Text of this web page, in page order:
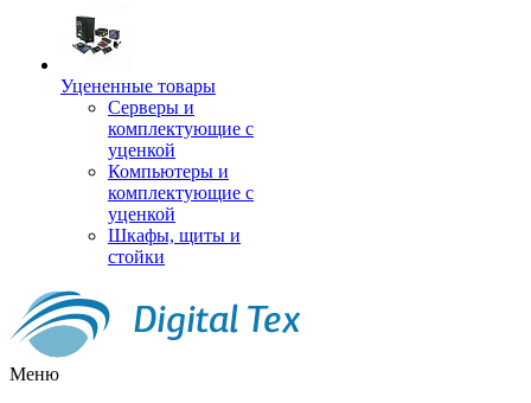
Уцененные товары
Серверы и
комплектующие с
уценкой
Компьютеры и
комплектующие с
уценкой
Шкафы, щиты и
стойки
Меню